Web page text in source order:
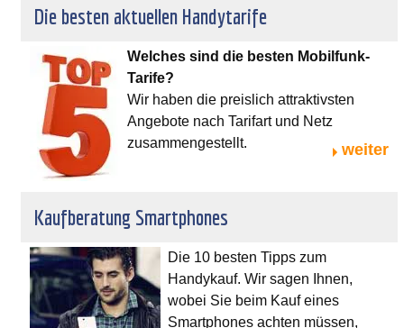
Die besten aktuellen Handytarife
Welches sind die besten Mobilfunk-
Tarife?
Wir haben die preislich attraktivsten
Angebote nach Tarifart und Netz
zusammengestellt.
weiter
Kaufberatung Smartphones
Die 10 besten Tipps zum
Handykauf. Wir sagen Ihnen,
wobei Sie beim Kauf eines
Smartphones achten müssen,